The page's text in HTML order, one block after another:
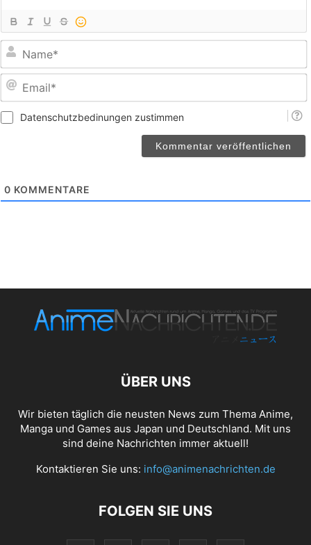
Datenschutzbedinungen zustimmen
0 KOMMENTARE
ÜBER UNS
Wir bieten täglich die neusten News zum Thema Anime,
Manga und Games aus Japan und Deutschland. Mit uns
sind deine Nachrichten immer aktuell!
Kontaktieren Sie uns: info@animenachrichten.de
FOLGEN SIE UNS